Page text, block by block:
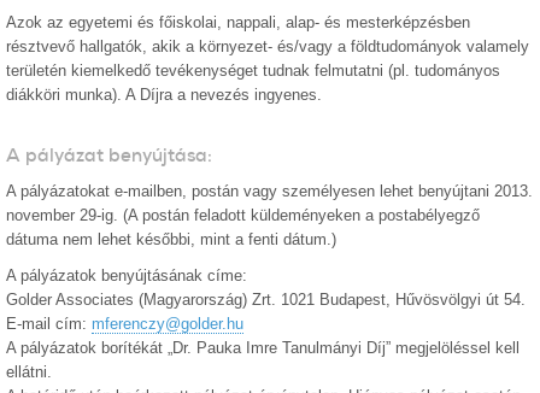
Azok az egyetemi és főiskolai, nappali, alap- és mesterképzésben
résztvevő hallgatók, akik a környezet- és/vagy a földtudományok valamely
területén kiemelkedő tevékenységet tudnak felmutatni (pl. tudományos
diákköri munka). A Díjra a nevezés ingyenes.
A pályázat benyújtása:
A pályázatokat e-mailben, postán vagy személyesen lehet benyújtani 2013.
november 29-ig. (A postán feladott küldeményeken a postabélyegző
dátuma nem lehet későbbi, mint a fenti dátum.)
A pályázatok benyújtásának címe:
Golder Associates (Magyarország) Zrt. 1021 Budapest, Hűvösvölgyi út 54.
E-mail cím: mferenczy@golder.hu
A pályázatok borítékát „Dr. Pauka Imre Tanulmányi Díj” megjelöléssel kell
ellátni.